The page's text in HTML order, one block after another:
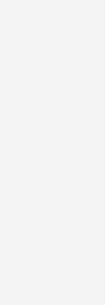
rund 1,6 Mrd.